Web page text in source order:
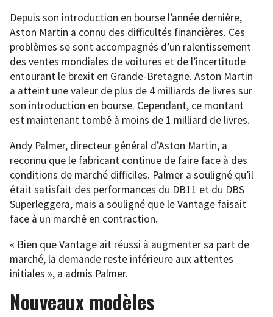
Depuis son introduction en bourse l’année dernière,
Aston Martin a connu des difficultés financières. Ces
problèmes se sont accompagnés d’un ralentissement
des ventes mondiales de voitures et de l’incertitude
entourant le brexit en Grande-Bretagne. Aston Martin
a atteint une valeur de plus de 4 milliards de livres sur
son introduction en bourse. Cependant, ce montant
est maintenant tombé à moins de 1 milliard de livres.
Andy Palmer, directeur général d’Aston Martin, a
reconnu que le fabricant continue de faire face à des
conditions de marché difficiles. Palmer a souligné qu’il
était satisfait des performances du DB11 et du DBS
Superleggera, mais a souligné que le Vantage faisait
face à un marché en contraction.
« Bien que Vantage ait réussi à augmenter sa part de
marché, la demande reste inférieure aux attentes
initiales », a admis Palmer.
Nouveaux modèles